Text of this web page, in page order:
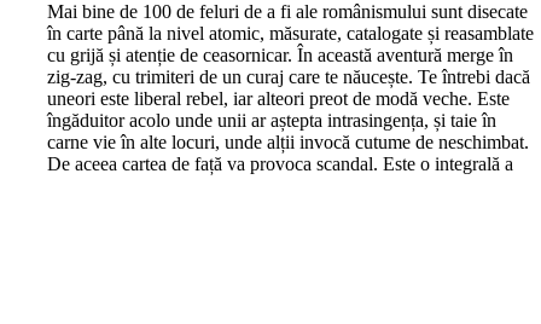
Mai bine de 100 de feluri de a fi ale românismului sunt disecate
în carte până la nivel atomic, măsurate, catalogate și reasamblate
cu grijă și atenție de ceasornicar. În această aventură merge în
zig-zag, cu trimiteri de un curaj care te năucește. Te întrebi dacă
uneori este liberal rebel, iar alteori preot de modă veche. Este
îngăduitor acolo unde unii ar aștepta intrasingența, și taie în
carne vie în alte locuri, unde alții invocă cutume de neschimbat.
De aceea cartea de față va provoca scandal. Este o integrală a